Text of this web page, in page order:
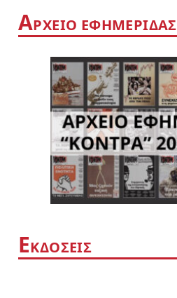
ΑΡΧΕΙΟ ΕΦΗΜΕΡΙΔΑΣ
ΕΚΔΟΣΕΙΣ